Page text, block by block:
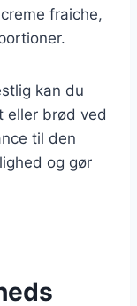
fraiche,
kan du
eller brød ved
til den
og gør